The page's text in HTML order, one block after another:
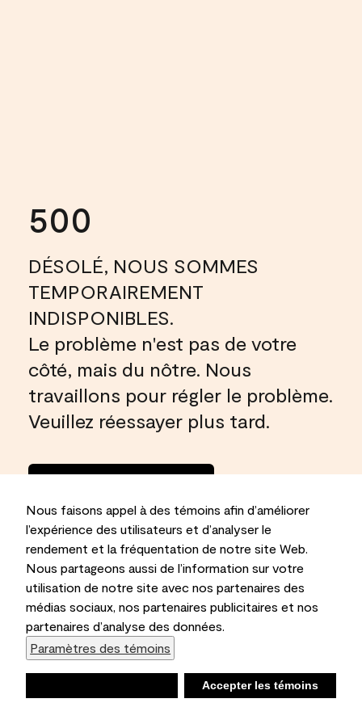
Nous faisons appel à des témoins afin d’améliorer
l’expérience des utilisateurs et d’analyser le
rendement et la fréquentation de notre site Web.
Nous partageons aussi de l’information sur votre
utilisation de notre site avec nos partenaires des
médias sociaux, nos partenaires publicitaires et nos
partenaires d’analyse des données.
Paramètres des témoins
Accepter les témoins
500
DÉSOLÉ, NOUS SOMMES
TEMPORAIREMENT
INDISPONIBLES.
Le problème n'est pas de votre
côté, mais du nôtre. Nous
travaillons pour régler le problème.
Veuillez réessayer plus tard.
maison